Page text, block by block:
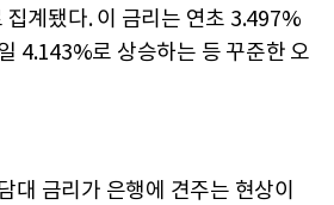
계됐다. 이 금리는 연초 3.497%
4.143%로 상승하는 등 꾸준한 오
대 금리가 은행에 견주는 현상이